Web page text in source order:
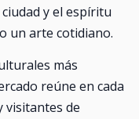
y el espíritu
un arte cotidiano.
más
reúne en cada
visitantes de